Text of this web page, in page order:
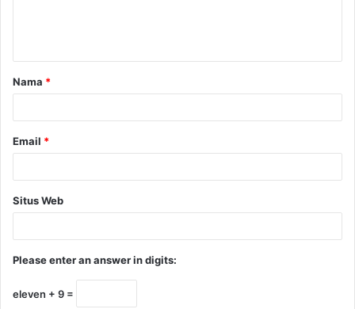
Nama *
Email *
Situs Web
Please enter an answer in digits:
eleven + 9 =